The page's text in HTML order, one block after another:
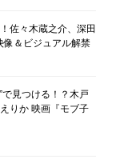
佐々木蔵之介、深田
像＆ビジュアル解禁
見つける！？木戸
りか 映画『モブ子